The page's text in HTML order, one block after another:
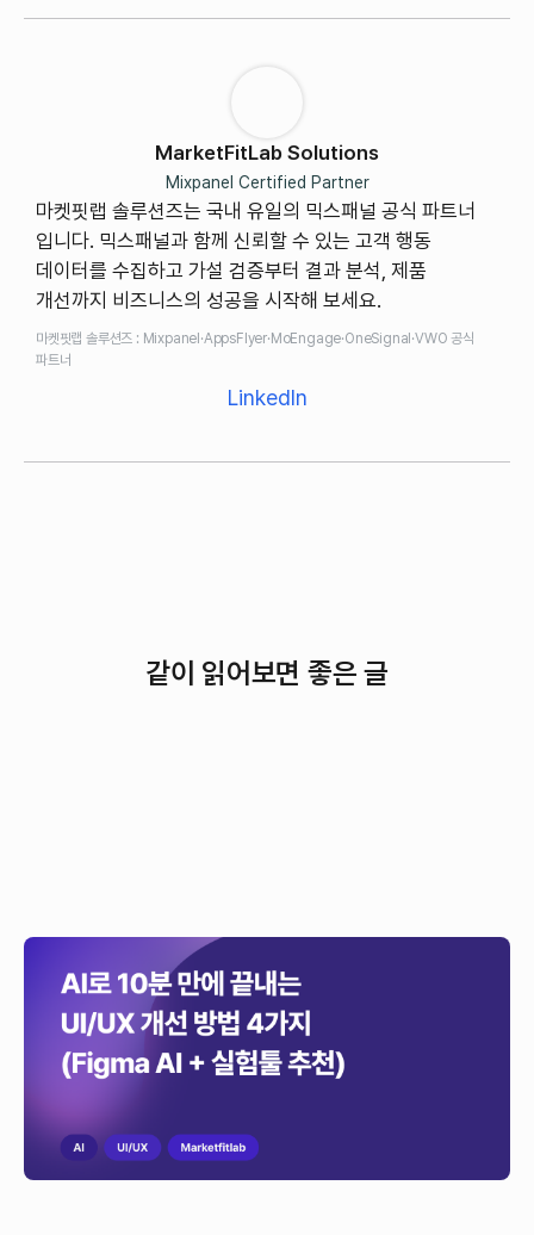
MarketFitLab Solutions
Mixpanel Certified Partner
마켓핏랩 솔루션즈는 국내 유일의 믹스패널 공식 파트너
입니다. 믹스패널과 함께 신뢰할 수 있는 고객 행동
데이터를 수집하고 가설 검증부터 결과 분석, 제품
개선까지 비즈니스의 성공을 시작해 보세요.
마켓핏랩 솔루션즈 : Mixpanel·AppsFlyer·MoEngage·OneSignal·VWO 공식
파트너
LinkedIn
같이 읽어보면 좋은 글
10분만에 끝내는 AI로 UI/UX 개선하는 4가지 방법
(Figma AI + 실험툴 추천)
기존엔 며칠씩 걸리던 UI/UX 개선, 이제는 AI로 10분 만에 가능해요. 디자인
생성부터 실험, 결과 분석까지 데이터 기반으로 사용자 경험을 빠르게
최적화하는 방법을 소개해드릴게요.